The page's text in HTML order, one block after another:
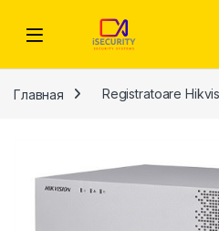
Главная Registratoare